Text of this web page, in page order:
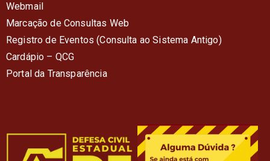
Webmail
Marcação de Consultas Web
Registro de Eventos (Consulta ao Sistema Antigo)
Cardápio – QCG
Portal da Transparência